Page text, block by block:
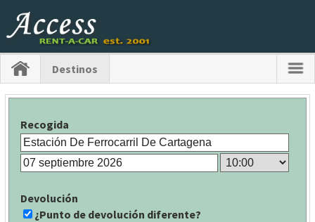
Destinos
Recogida
Devolución
¿Punto de devolución diferente?